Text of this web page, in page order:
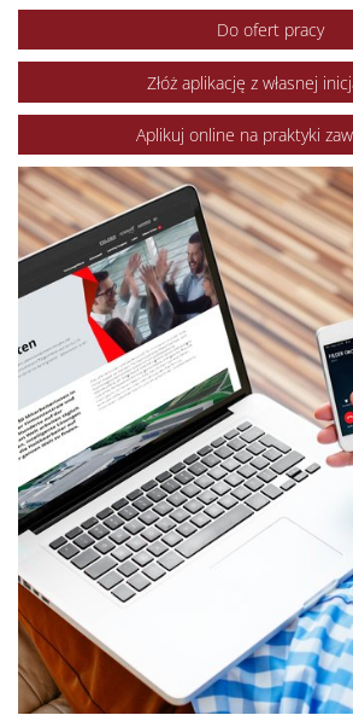
Do ofert pracy
Złóż aplikację z własnej
Aplikuj online na praktyki